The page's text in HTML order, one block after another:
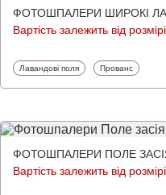
ФОТОШПАЛЕРИ ШИРОКІ
Вартість залежить від
Фотошпалери
Лавандові поля Фотошпалери
Прованс
ФОТОШПАЛЕРИ ПОЛЕ
Вартість залежить від